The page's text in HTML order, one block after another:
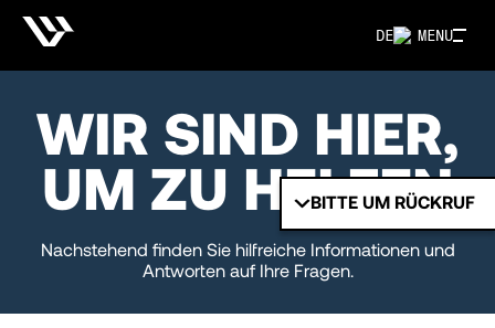
MENU
DE
BITTE UM RÜCKRUF
WIR SIND HIER,
UM ZU HELFEN
Nachstehend finden Sie hilfreiche Informationen und
Antworten auf Ihre Fragen.